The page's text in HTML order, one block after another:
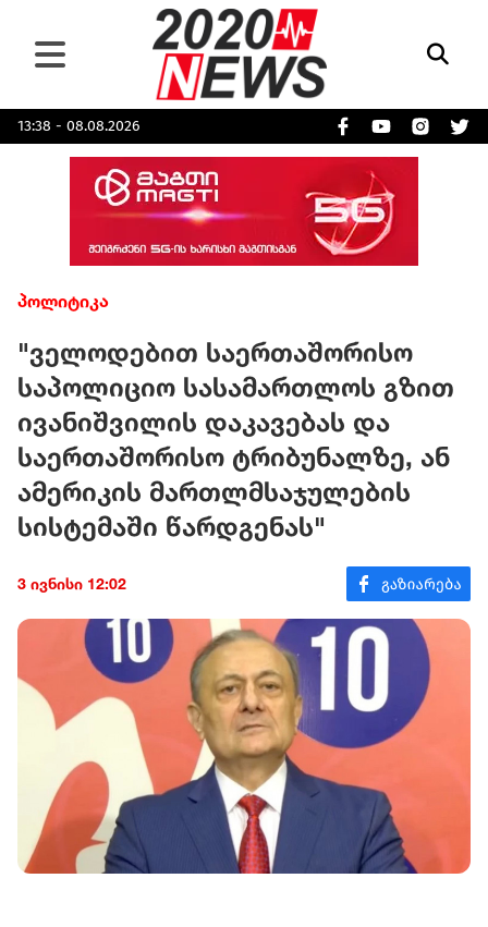
13:38 - 08.08.2026
პოლიტიკა
"ველოდებით საერთაშორისო
საპოლიციო სასამართლოს გზით
ივანიშვილის დაკავებას და
საერთაშორისო ტრიბუნალზე, ან
ამერიკის მართლმსაჯულების
სისტემაში წარდგენას"
3 ივნისი 12:02